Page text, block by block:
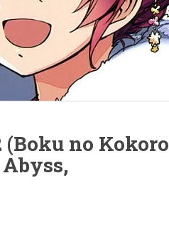
(Boku no Kokoro